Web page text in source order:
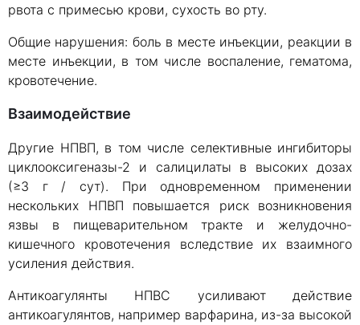
рвота с примесью крови, сухость во рту.
Общие нарушения: боль в месте инъекции, реакции в
месте инъекции, в том числе воспаление, гематома,
кровотечение.
Взаимодействие
Другие НПВП, в том числе селективные ингибиторы
циклооксигеназы-2 и салицилаты в высоких дозах
(≥3 г / сут). При одновременном применении
нескольких НПВП повышается риск возникновения
язвы в пищеварительном тракте и желудочно-
кишечного кровотечения вследствие их взаимного
усиления действия.
Антикоагулянты НПВС усиливают действие
антикоагулянтов, например варфарина, из-за высокой